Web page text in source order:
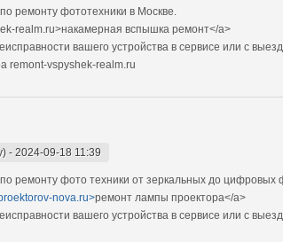
ремонту фототехники в Москве.
realm.ru>накамерная вспышка ремонт</a>
вашего устройства в сервисе или с
remont-vspyshek-realm.ru
- 2024-09-18 11:39
ремонту фото техники от зеркальных до цифровых
nova.ru>ремонт лампы проектора</a>
вашего устройства в сервисе или с